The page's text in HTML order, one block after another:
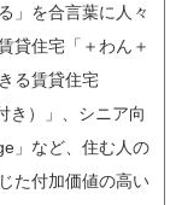
」を合言葉に人々
貸住宅「＋わん＋
る賃貸住宅
き）」、シニア向
」など、住む人の
た付加価値の高い